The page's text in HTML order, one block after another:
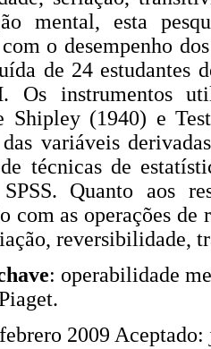
mental, esta
com o desempenho
de 24 estudantes
Os instrumentos
Shipley (1940) e
variáveis
técnicas de
Quanto aos
com as operações
reversibilidade,
: operabilidade
2009